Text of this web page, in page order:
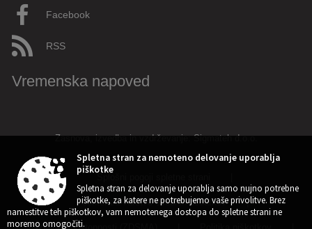
Facebook
RSS
Vremenska napoved
Center za varstvo osebnih podatkov |
Spletna stran za nemoteno delovanje uporablja
piškotke
Spletna stran za delovanje uporablja samo nujno potrebne
piškotke, za katere ne potrebujemo vaše privolitve. Brez
namestitve teh piškotkov, vam nemotenega dostopa do spletne strani ne
moremo omogočiti.